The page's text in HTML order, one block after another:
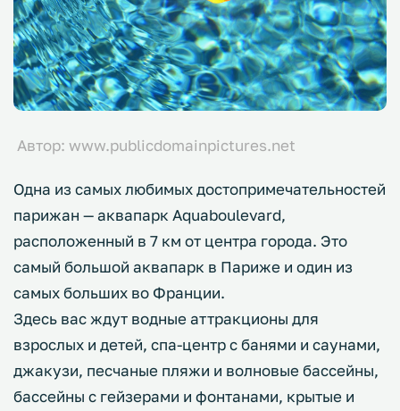
Автор: www.publicdomainpictures.net
Одна из самых любимых достопримечательностей
парижан — аквапарк Aquaboulevard,
расположенный в 7 км от центра города. Это
самый большой аквапарк в Париже и один из
самых больших во Франции.
Здесь вас ждут водные аттракционы для
взрослых и детей, спа-центр с банями и саунами,
джакузи, песчаные пляжи и волновые бассейны,
бассейны с гейзерами и фонтанами, крытые и